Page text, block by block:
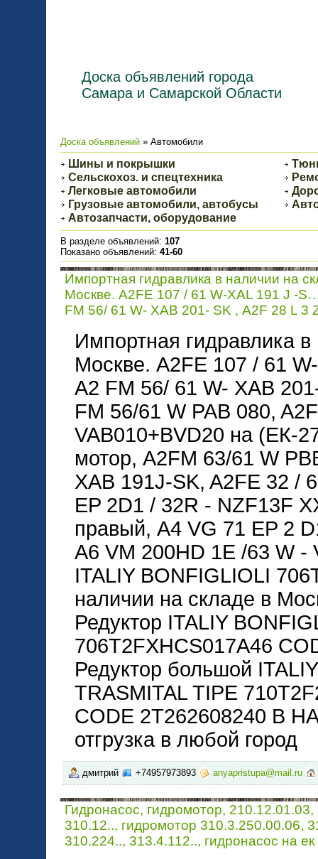
Доска объявлений города
Самара и Самарской Области
Доска объявлений » Автомобили
Шины и покрышки
Сельскохоз. и спецтехника
Легковые автомобили
Грузовые автомобили, автобусы
Автозапчасти, оборудование
В разделе объявлений: 107
Показано объявлений: 41-60
Импортная гидравлика в наличии на
Москве. A2FE 107 / 61 W-XAL 191 J -
FM 56/ 61 W- XAB 201- SK , А2F 28 L 3
Импортная гидравлика
Москве. A2FE 107 / 61
A2 FM 56/ 61 W- XAB
FM 56/61 W PAB 080,
VAB010+BVD20 на (ЕК-
мотор, A2FM 63/61 W
XAB 191J-SK, A2FE 32 /
EP 2D1 / 32R - NZF13F
правый, A4 VG 71 EP 2
A6 VM 200HD 1E /63 W -
ITALIY BONFIGLIOLI
наличии на складе в
Редуктор ITALIY
706T2FXHCS017A46
Редуктор большой
TRASMITAL TIPE
CODE 2T262608240 В
отгрузка в любой город
дмитрий +74957973893 anyapristupa@mail.ru
Гидронасос, гидромотор, 210.12.01.03,
310.12.., гидромотор 310.3.250.00.06,
310.224.., 313.4.112.., гидронасос на ек